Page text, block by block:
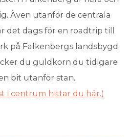
Även utanför de centrala
det dags för en roadtrip till
på Falkenbergs landsbygd
du guldkorn du tidigare
bit utanför stan.
i centrum hittar du här.)